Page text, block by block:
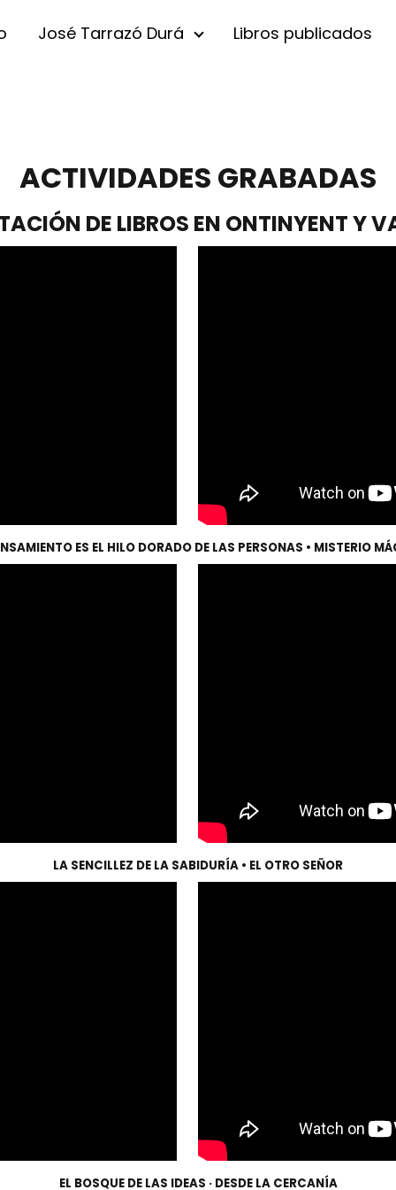
José Tarrazó Durá Libros publicados
ACTIVIDADES GRABADAS
DE LIBROS EN ONTINYENT Y
ES EL HILO DORADO DE LAS PERSONAS • MISTERIO
LA SENCILLEZ DE LA SABIDURÍA • EL OTRO SEÑOR
EL BOSQUE DE LAS IDEAS · DESDE LA CERCANÍA